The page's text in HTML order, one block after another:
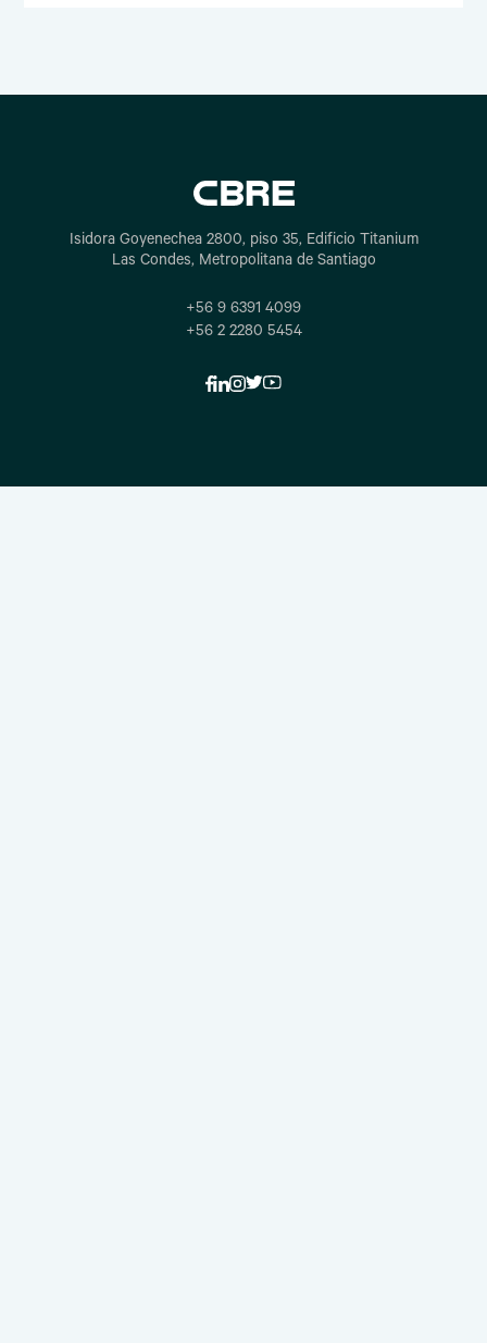
Isidora Goyenechea 2800, piso 35, Edificio Titanium
Las Condes, Metropolitana de Santiago
+56 9 6391 4099
+56 2 2280 5454